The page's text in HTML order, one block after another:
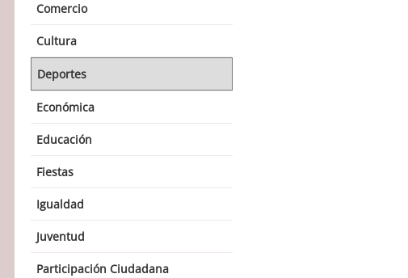
Comercio
Cultura
Deportes
Económica
Educación
Fiestas
Igualdad
Juventud
Participación Ciudadana